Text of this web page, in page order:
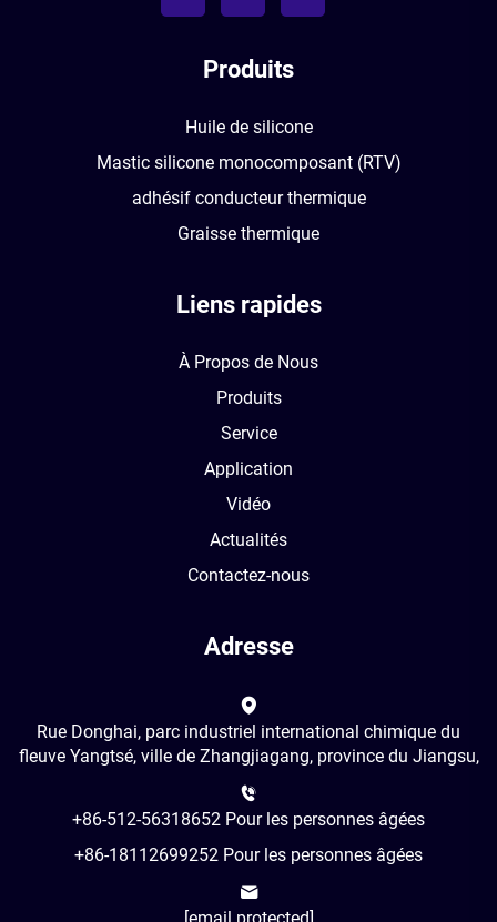
Produits
Huile de silicone
Mastic silicone monocomposant (RTV)
adhésif conducteur thermique
Graisse thermique
Liens rapides
À Propos de Nous
Produits
Service
Application
Vidéo
Actualités
Contactez-nous
Adresse
Rue Donghai, parc industriel international chimique du
fleuve Yangtsé, ville de Zhangjiagang, province du Jiangsu,
+86-512-56318652 Pour les personnes âgées
+86-18112699252 Pour les personnes âgées